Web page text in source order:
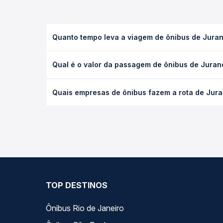
Quanto tempo leva a viagem de ônibus de
executivo ou leito) e as condições de tráfego. Na
Qual é o valor da passagem de ônibus de
poltrona e a antecedência da compra. Na Quero
Quais empresas de ônibus fazem a rota de
TOP DESTINOS
Ônibus Rio de Janeiro